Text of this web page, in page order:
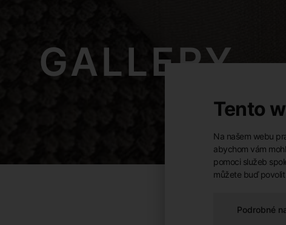
GALLERY
Tento
Na našem webu
abychom vám
pomoci služeb
můžete buď
Podrobné